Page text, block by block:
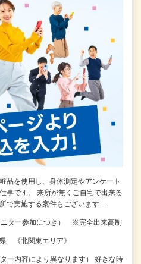
品を使用し、身体測定やアンケート
事です。 来所が無くご自宅で出来る
で実施する案件もございます…
ニター参加につき） ※完全出来高制
《北関東エリア》
ー内容により異なります） 好きな時